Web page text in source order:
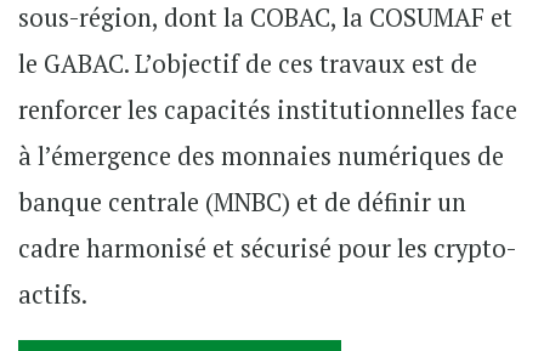
sous-région, dont la COBAC, la COSUMAF et
le GABAC. L’objectif de ces travaux est de
renforcer les capacités institutionnelles face
à l’émergence des monnaies numériques de
banque centrale (MNBC) et de définir un
cadre harmonisé et sécurisé pour les crypto-
actifs.